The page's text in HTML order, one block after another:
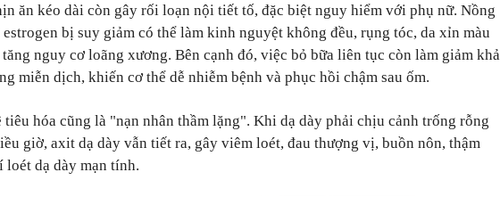
ăn kéo dài còn gây rối loạn nội tiết tố, đặc biệt nguy hiểm với phụ nữ. Nồng
estrogen bị suy giảm có thể làm kinh nguyệt không đều, rụng tóc, da xỉn màu
nguy cơ loãng xương. Bên cạnh đó, việc bỏ bữa liên tục còn làm giảm khả
miễn dịch, khiến cơ thể dễ nhiễm bệnh và phục hồi chậm sau ốm.
tiêu hóa cũng là "nạn nhân thầm lặng". Khi dạ dày phải chịu cảnh trống rỗng
giờ, axit dạ dày vẫn tiết ra, gây viêm loét, đau thượng vị, buồn nôn, thậm
loét dạ dày mạn tính.